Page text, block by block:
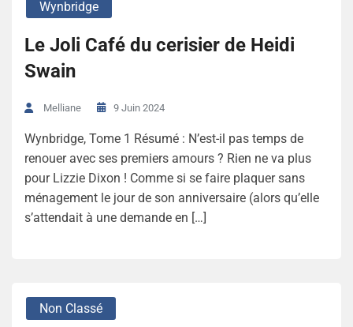
Wynbridge
Le Joli Café du cerisier de Heidi
Swain
Melliane 9 Juin 2024
Wynbridge, Tome 1 Résumé : N’est-il pas temps de
renouer avec ses premiers amours ? Rien ne va plus
pour Lizzie Dixon ! Comme si se faire plaquer sans
ménagement le jour de son anniversaire (alors qu’elle
s’attendait à une demande en […]
Non Classé